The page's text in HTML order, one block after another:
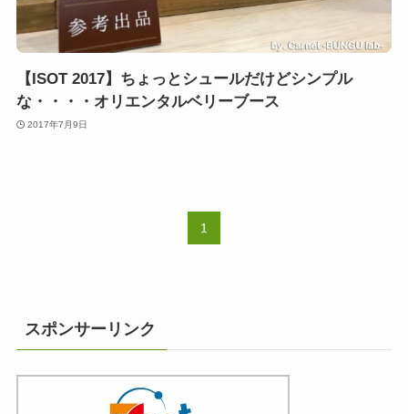
【ISOT 2017】ちょっとシュールだけどシンプル
な・・・・オリエンタルベリーブース
2017年7月9日
1
スポンサーリンク